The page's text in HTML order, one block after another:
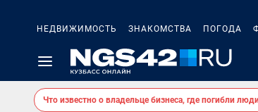
НЕДВИЖИМОСТЬ ЗНАКОМСТВА ПОГОДА
Что известно о владельце бизнеса, где погибли